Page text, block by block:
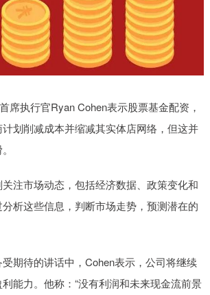
席执行官Ryan Cohen表示股票基金配资，
划削减成本并缩减其实体店网络，但这并
注市场动态，包括经济数据、政策变化和
析这些信息，判断市场走势，预测潜在的
期待的讲话中，Cohen表示，公司将继续
能力。他称：“没有利润和未来现金流前景